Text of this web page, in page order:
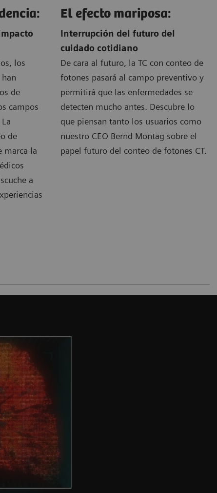
los
de
campos
de
marca la
a
El efecto mariposa:
Interrupción del futuro del
cuidado cotidiano
De cara al futuro, la TC con conteo de
fotones pasará al campo preventivo y
permitirá que las enfermedades se
detecten mucho antes. Descubre lo
que piensan tanto los usuarios como
nuestro CEO Bernd Montag sobre el
papel futuro del conteo de fotones CT.